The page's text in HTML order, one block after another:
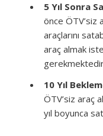
5 Yıl Sonra
önce ÖTV’siz
araçlarını
araç almak
10 Yıl
ÖTV’siz araç
yıl boyunca